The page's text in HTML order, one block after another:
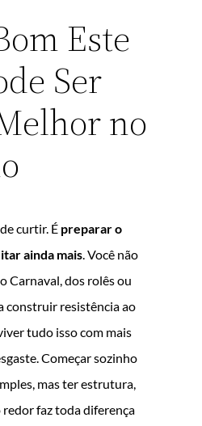
Este
Ser
no
curtir. É preparar o
ainda mais. Você não
Carnaval, dos rolês ou
construir resistência ao
tudo isso com mais
Começar sozinho
mas ter estrutura,
redor faz toda diferença